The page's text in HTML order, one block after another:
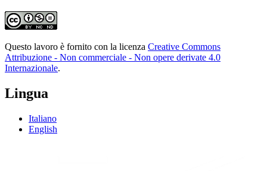
Questo lavoro è fornito con la licenza Creative Commons
Attribuzione - Non commerciale - Non opere derivate 4.0
Internazionale.
Lingua
Italiano
English